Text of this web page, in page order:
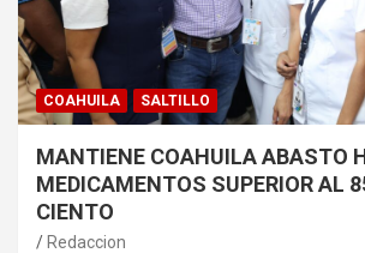
COAHUILA SALTILLO
MANTIENE COAHUILA ABASTO
MEDICAMENTOS SUPERIOR AL
CIENTO
Redaccion